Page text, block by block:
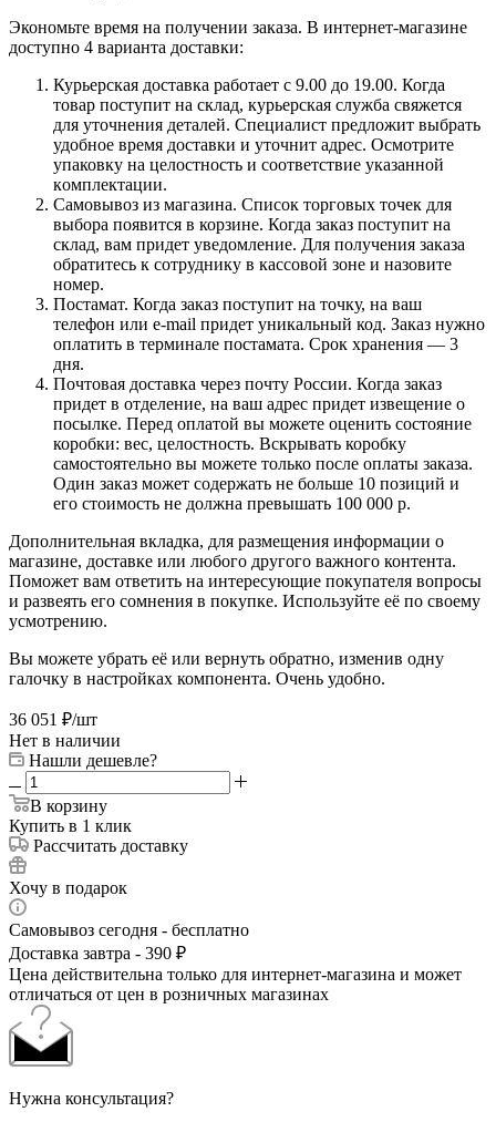
Экономьте время на получении заказа. В интернет-магазине
доступно 4 варианта доставки:
Курьерская доставка работает с 9.00 до 19.00. Когда
товар поступит на склад, курьерская служба свяжется
для уточнения деталей. Специалист предложит выбрать
удобное время доставки и уточнит адрес. Осмотрите
упаковку на целостность и соответствие указанной
комплектации.
Самовывоз из магазина. Список торговых точек для
выбора появится в корзине. Когда заказ поступит на
склад, вам придет уведомление. Для получения заказа
обратитесь к сотруднику в кассовой зоне и назовите
номер.
Постамат. Когда заказ поступит на точку, на ваш
телефон или e-mail придет уникальный код. Заказ нужно
оплатить в терминале постамата. Срок хранения — 3
дня.
Почтовая доставка через почту России. Когда заказ
придет в отделение, на ваш адрес придет извещение о
посылке. Перед оплатой вы можете оценить состояние
коробки: вес, целостность. Вскрывать коробку
самостоятельно вы можете только после оплаты заказа.
Один заказ может содержать не больше 10 позиций и
его стоимость не должна превышать 100 000 р.
Дополнительная вкладка, для размещения информации о
магазине, доставке или любого другого важного контента.
Поможет вам ответить на интересующие покупателя вопросы
и развеять его сомнения в покупке. Используйте её по своему
усмотрению.
Вы можете убрать её или вернуть обратно, изменив одну
галочку в настройках компонента. Очень удобно.
36 051 ₽/шт
Нет в наличии
Нашли дешевле?
В корзину
Купить в 1 клик
Рассчитать доставку
Хочу в подарок
Самовывоз сегодня - бесплатно
Доставка завтра - 390 ₽
Цена действительна только для интернет-магазина и может
отличаться от цен в розничных магазинах
Нужна консультация?